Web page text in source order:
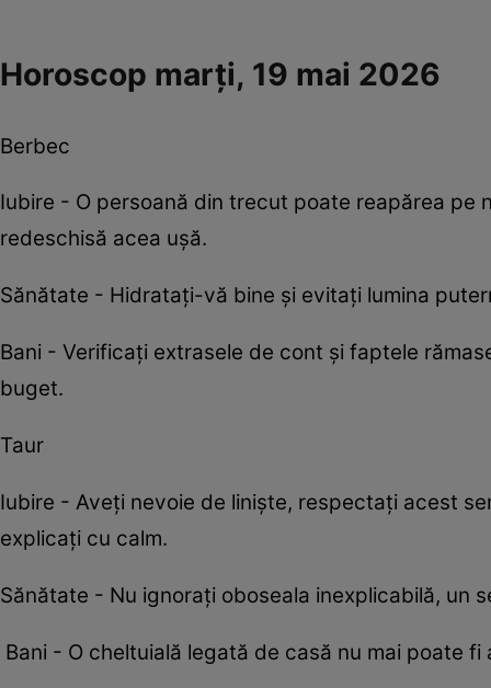
Horoscop marți, 19 mai 2026
Berbec
Iubire - O persoană din trecut poate reapărea
redeschisă acea ușă.
Sănătate - Hidratați-vă bine și evitați lumina
Bani - Verificați extrasele de cont și faptele
buget.
Taur
Iubire - Aveți nevoie de liniște, respectați acest
explicați cu calm.
Sănătate - Nu ignorați oboseala inexplicabilă,
Bani - O cheltuială legată de casă nu mai poate